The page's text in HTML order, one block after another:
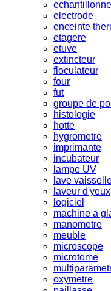
electrode
enceinte
etagere
etuve
extincteur
floculateur
four
fut
groupe de
histologie
hotte
hygrometre
imprimante
incubateur
lampe UV
lave
laveur d'yeux
logiciel
machine a
manometre
meuble
microscope
microtome
oxymetre